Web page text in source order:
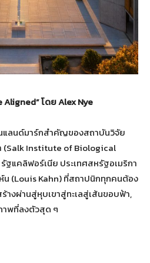
Aligned”โดยAlex Nye
แลนด์มาร์กสำคัญของสถาบันวิจัย
(Salk Institute of Biological
ฐแคลิฟอร์เนีย ประเทศสหรัฐอเมริกา
น (Louis Kahn) ที่สถาปนิกทุกคนต้อง
างผ่านสู่หุบเขาสู่ทะเลสู่เส้นขอบฟ้า,
าพที่ลงตัวสุด ๆ